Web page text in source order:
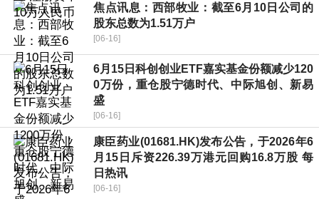
焦点讯息：西部牧业：截至6月10日公司的
股东总数为1.51万户
[06-16]
6月15日科创创业ETF嘉实基金份额减少120
0万份，重仓股宁德时代、中际旭创、新易
盛
[06-16]
康臣药业(01681.HK)发布公告，于2026年6
月15日斥资226.39万港元回购16.8万股 每
日热讯
[06-16]